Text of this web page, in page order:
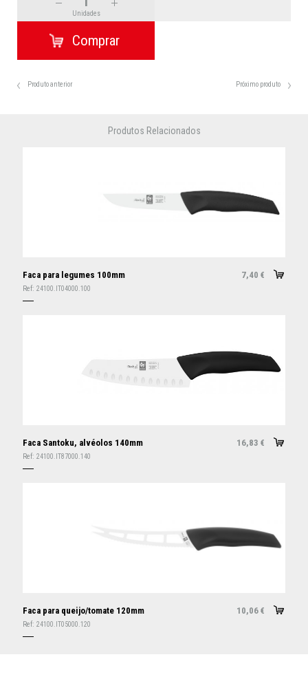
Unidades
Produto anterior Próximo produto
Produtos Relacionados
Faca para legumes 100mm 7,40 €
Ref: 24100.IT04000.100
Faca Santoku, alvéolos 140mm 16,83 €
Ref: 24100.IT87000.140
Faca para queijo/tomate 120mm 10,06 €
Ref: 24100.IT05000.120